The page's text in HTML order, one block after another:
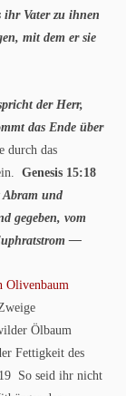
ihr Vater zu ihnen
mit dem er sie
der Herr,
das Ende über
durch das
Genesis 15:18
Abram und
gegeben, vom
—
Olivenbaum
Ölbaum
Fettigkeit des
So seid ihr nicht